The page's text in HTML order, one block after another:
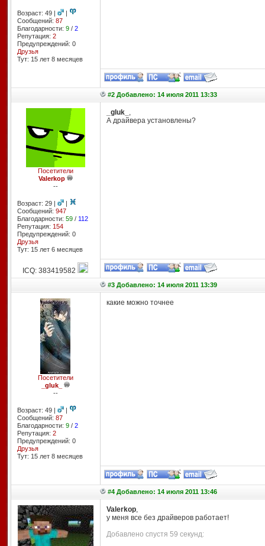
Возраст: 49 |
|
Сообщений: 87
Благодарности: 9/ 2
Репутация: 2
Предупреждений: 0
Друзья
Тут: 15 лет 8 месяцев
#2 Добавлено: 14 июля 2011 13:33
Посетители
Valerkop
--
Возраст: 29 |
|
Сообщений: 947
Благодарности: 59/ 112
Репутация: 154
Предупреждений: 0
Друзья
Тут: 15 лет 6 месяцев
_gluk_ ,
А драйвера установлены?
ICQ: 383419582
#3 Добавлено: 14 июля 2011 13:39
Посетители
_gluk_
--
Возраст: 49 |
|
Сообщений: 87
Благодарности: 9/ 2
Репутация: 2
Предупреждений: 0
Друзья
Тут: 15 лет 8 месяцев
какие можно точнее
#4 Добавлено: 14 июля 2011 13:46
Valerkop,
у меня все без драйверов работает!
Добавлено спустя 59 секунд: